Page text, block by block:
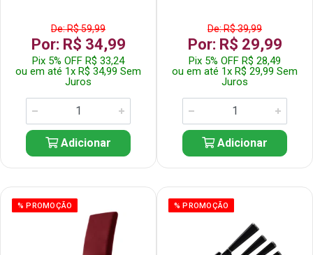
De: R$ 59,99
Por: R$ 34,99
Pix 5% OFF R$ 33,24
ou em até 1x R$ 34,99 Sem
Juros
Adicionar
De: R$ 39,99
Por: R$ 29,99
Pix 5% OFF R$ 28,49
ou em até 1x R$ 29,99 Sem
Juros
Adicionar
% PROMOÇÃO % PROMOÇÃO